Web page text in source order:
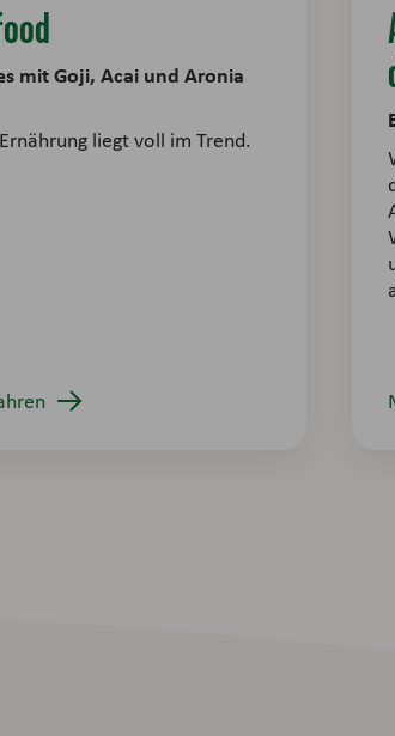
mit Goji, Acai und Aronia
liegt voll im Trend.